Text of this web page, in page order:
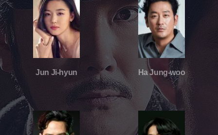
Jun Ji-hyun Ha Jung-woo